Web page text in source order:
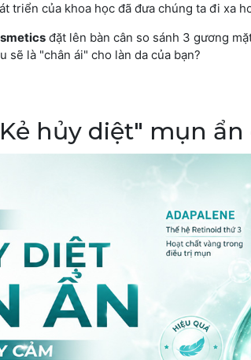
triển của khoa học đã đưa chúng ta đi xa
đặt lên bàn cân so sánh 3 gương
sẽ là "chân ái" cho làn da của bạn?
hủy diệt" mụn